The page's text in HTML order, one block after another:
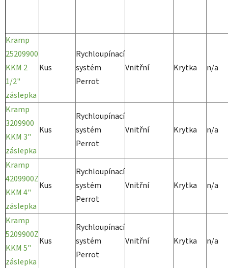
Kramp
25209900
KKM 2
1/2"
záslepka
Kus
Rychloupínací
systém
Perrot
Vnitřní Krytka n/a
Kramp
3209900
KKM 3"
záslepka
Kus
Rychloupínací
systém
Perrot
Vnitřní Krytka n/a
Kramp
4209900Z
KKM 4"
záslepka
Kus
Rychloupínací
systém
Perrot
Vnitřní Krytka n/a
Kramp
5209900Z
KKM 5"
záslepka
Kus
Rychloupínací
systém
Perrot
Vnitřní Krytka n/a